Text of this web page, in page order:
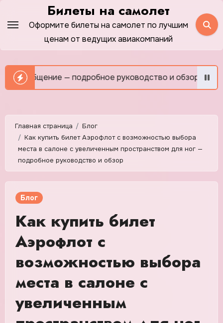
Билеты на самолет
Оформите билеты на самолет по лучшим
ценам от ведущих авиакомпаний
— подробное руководство и обзор Как
Главная страница
Блог
Как купить билет Аэрофлот с возможностью выбора
места в салоне с увеличенным пространством для ног —
подробное руководство и обзор
Блог
Как купить билет
Аэрофлот с
возможностью выбора
места в салоне с
увеличенным